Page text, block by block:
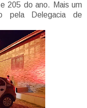
205 do ano. Mais um
pela Delegacia de